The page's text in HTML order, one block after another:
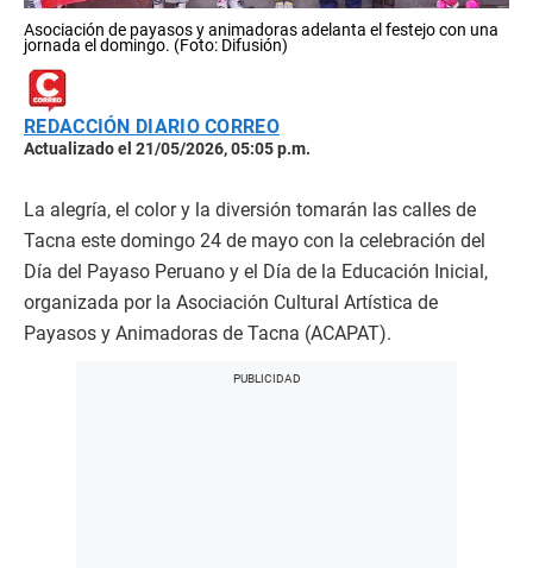
Asociación de payasos y animadoras adelanta el festejo con una
jornada el domingo. (Foto: Difusión)
REDACCIÓN DIARIO CORREO
Actualizado el 21/05/2026, 05:05 p.m.
La alegría, el color y la diversión tomarán las calles de
Tacna este domingo 24 de mayo con la celebración del
Día del Payaso Peruano y el Día de la Educación Inicial,
organizada por la Asociación Cultural Artística de
Payasos y Animadoras de Tacna (ACAPAT).